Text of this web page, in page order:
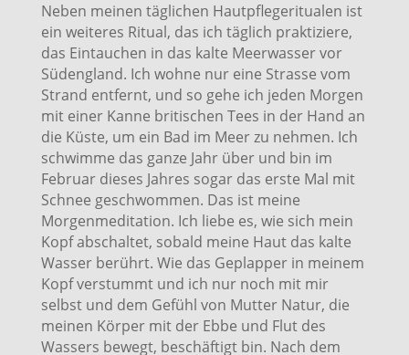
Neben meinen täglichen Hautpflegeritualen ist
ein weiteres Ritual, das ich täglich praktiziere,
das Eintauchen in das kalte Meerwasser vor
Südengland. Ich wohne nur eine Strasse vom
Strand entfernt, und so gehe ich jeden Morgen
mit einer Kanne britischen Tees in der Hand an
die Küste, um ein Bad im Meer zu nehmen. Ich
schwimme das ganze Jahr über und bin im
Februar dieses Jahres sogar das erste Mal mit
Schnee geschwommen. Das ist meine
Morgenmeditation. Ich liebe es, wie sich mein
Kopf abschaltet, sobald meine Haut das kalte
Wasser berührt. Wie das Geplapper in meinem
Kopf verstummt und ich nur noch mit mir
selbst und dem Gefühl von Mutter Natur, die
meinen Körper mit der Ebbe und Flut des
Wassers bewegt, beschäftigt bin. Nach dem